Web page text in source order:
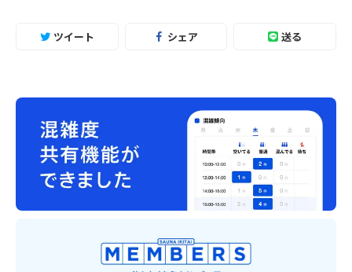
ツイート シェア 送る